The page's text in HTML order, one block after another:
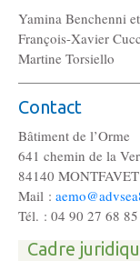
Ses locaux
Son histoire
Rapports
Les Pôles
Yamina Benchenni
François-Xavier
Martine Torsiello
Contact
Bâtiment de l’Orme
641 chemin de la
84140 MONTFAVET
Mail :
Tél. : 04 90 27 68 85
Cadre